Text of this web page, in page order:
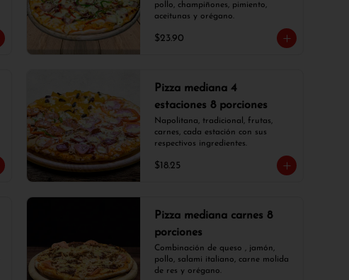
pollo, champiñones, pimiento,
aceitunas y orégano.
$23.90
Pizza mediana 4
estaciones 8 porciones
Napolitana, tradicional, frutas,
carnes, cada estación con sus
respectivos ingredientes.
$18.25
Pizza mediana carnes 8
porciones
Combinación de queso , jamón,
pollo, salami italiano, carne molida
de res y orégano.